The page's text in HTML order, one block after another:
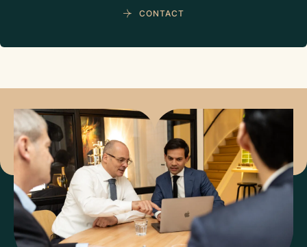
CONTACT